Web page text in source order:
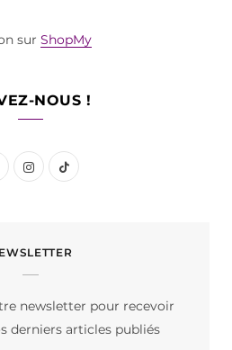
sur ShopMy
NOUS !
I
t
T
T
newsletter pour recevoir
derniers articles publiés